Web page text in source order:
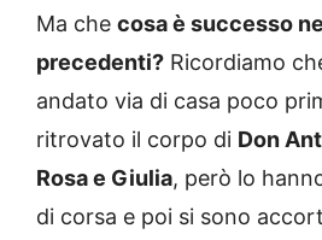
Ma che cosa è successo
precedenti? Ricordiamo
andato via di casa poco
ritrovato il corpo di Don
Rosa e Giulia, però lo
di corsa e poi si sono